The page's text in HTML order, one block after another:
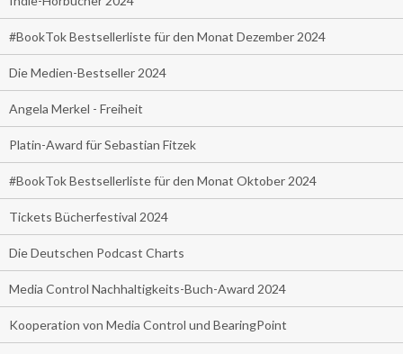
#BookTok Bestsellerliste für den Monat Dezember 2024
Die Medien-Bestseller 2024
Angela Merkel - Freiheit
Platin-Award für Sebastian Fitzek
#BookTok Bestsellerliste für den Monat Oktober 2024
Tickets Bücherfestival 2024
Die Deutschen Podcast Charts
Media Control Nachhaltigkeits-Buch-Award 2024
Kooperation von Media Control und BearingPoint